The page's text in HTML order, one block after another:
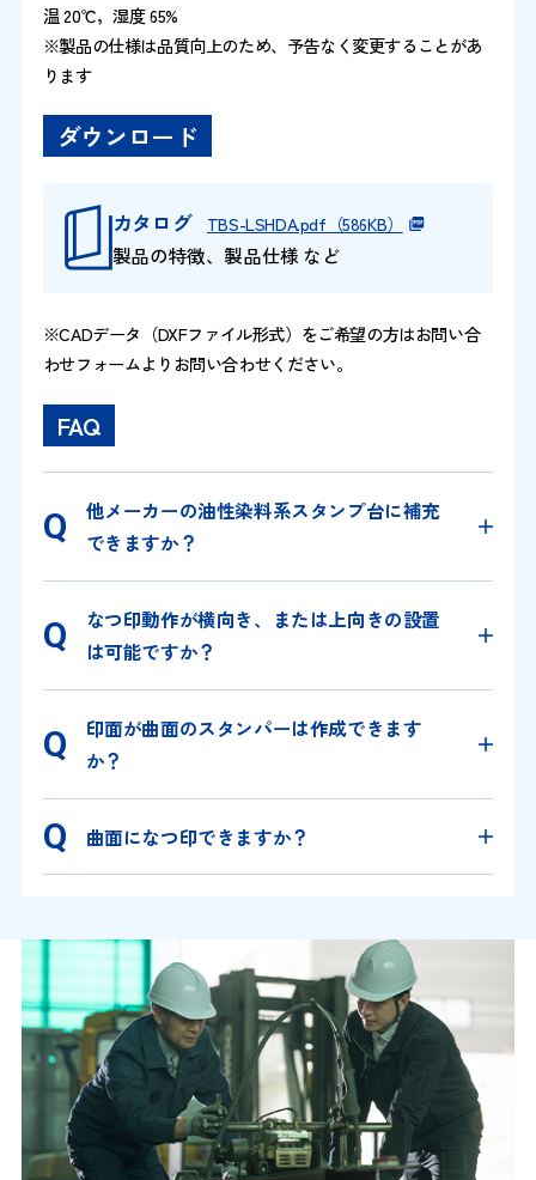
温 20℃，湿度 65%
※製品の仕様は品質向上のため、予告なく変更することがあ
ります
ダウンロード
カタログ TBS-LSHDA.pdf（586KB）
製品の特徴、製品仕様 など
※CADデータ（DXFファイル形式）をご希望の方はお問い合
わせフォームよりお問い合わせください。
FAQ
他メーカーの油性染料系スタンプ台に補充
できますか？
なつ印動作が横向き、または上向きの設置
は可能ですか？
印面が曲面のスタンパーは作成できます
か？
曲面になつ印できますか？